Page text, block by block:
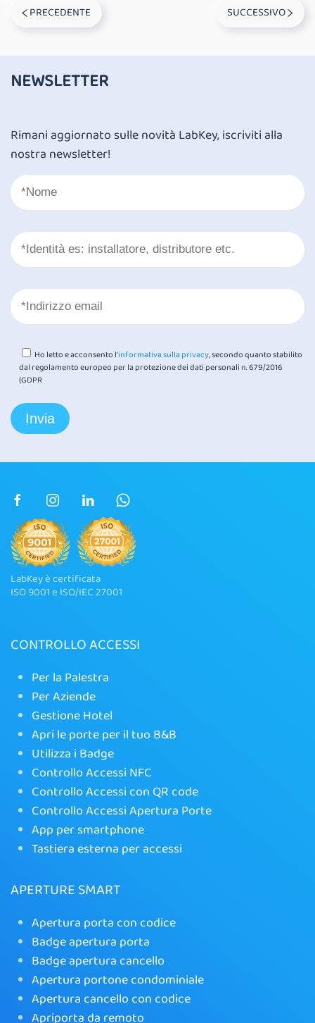
PRECEDENTE SUCCESSIVO
NEWSLETTER
Rimani aggiornato sulle novità LabKey, iscriviti alla
nostra newsletter!
Ho letto e acconsento l'informativa sulla privacy, secondo quanto stabilito
dal regolamento europeo per la protezione dei dati personali n. 679/2016
(GDPR
LabKey è certificata
ISO 9001 e ISO/IEC 27001
CONTROLLO ACCESSI
Per la Palestra
Per Aziende
Gestione Hotel
Apri le porte per il tuo B&B
Utilizza i Badge
Controllo Accessi NFC
Controllo Accessi con QR code
Controllo Accessi Apertura Porte
App per smartphone
Tastiera esterna per accessi
APERTURE SMART
Apertura porta con codice
Badge apertura porta
Badge apertura cancello
Apertura portone condominiale
Apertura cancello con codice
Apriporta da remoto